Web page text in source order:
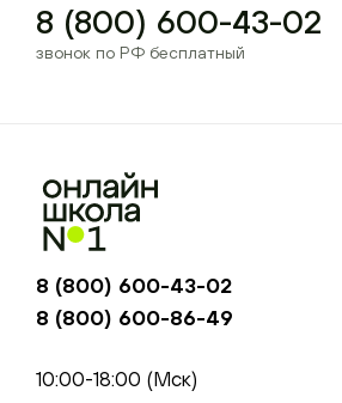
8 (800) 600-43-02
звонок по РФ бесплатный
8 (800) 600-43-02
8 (800) 600-86-49
10:00-18:00 (Мск)